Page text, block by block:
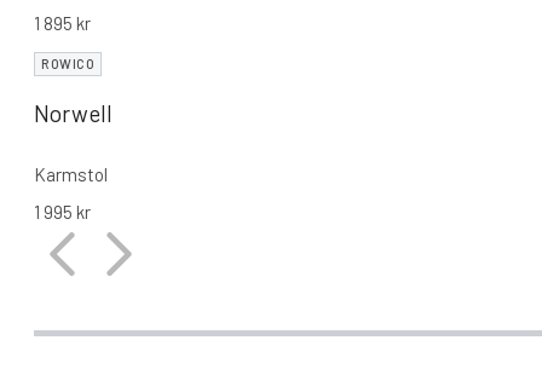
1 895 kr
ROWICO
Norwell
Karmstol
1 995 kr